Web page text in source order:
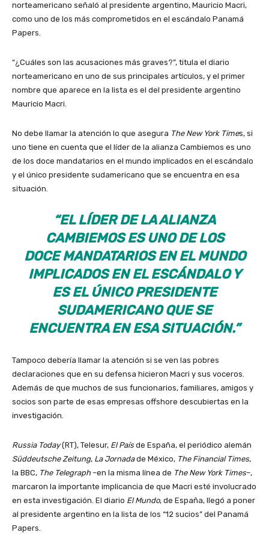
norteamericano señaló al presidente argentino, Mauricio Macri,
como uno de los más comprometidos en el escándalo Panamá
Papers.
“¿Cuáles son las acusaciones más graves?”, titula el diario
norteamericano en uno de sus principales artículos, y el primer
nombre que aparece en la lista es el del presidente argentino
Mauricio Macri.
No debe llamar la atención lo que asegura The New York Times, si
uno tiene en cuenta que el líder de la alianza Cambiemos es uno
de los doce mandatarios en el mundo implicados en el escándalo
y el único presidente sudamericano que se encuentra en esa
situación.
“EL LÍDER DE LA ALIANZA
CAMBIEMOS ES UNO DE LOS
DOCE MANDATARIOS EN EL MUNDO
IMPLICADOS EN EL ESCÁNDALO Y
ES EL ÚNICO PRESIDENTE
SUDAMERICANO QUE SE
ENCUENTRA EN ESA SITUACIÓN.”
Tampoco debería llamar la atención si se ven las pobres
declaraciones que en su defensa hicieron Macri y sus voceros.
Además de que muchos de sus funcionarios, familiares, amigos y
socios son parte de esas empresas offshore descubiertas en la
investigación.
Russia Today(RT), Telesur, El País de España, el periódico alemán
Süddeutsche Zeitung, La Jornadade México, The Financial Times,
la BBC, The Telegraph –en la misma línea de The New York Times–,
marcaron la importante implicancia de que Macri esté involucrado
en esta investigación. El diario El Mundo, de España, llegó a poner
al presidente argentino en la lista de los “12 sucios” del Panamá
Papers.